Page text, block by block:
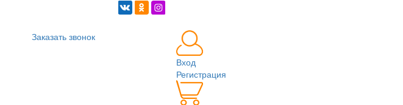
Заказать звонок
Вход
Регистрация